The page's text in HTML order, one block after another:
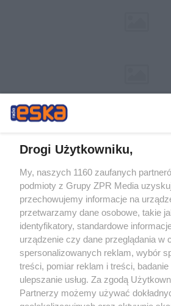
Żaden utwór zamieszczony w serwisie nie
rozpowszechniany lub dalej
tym także elektroniczny lub mechaniczny) na
eksploatacji w jakiejkolwiek formie, włącznie
Internecie bez pisemnej zgody właściciela
wykorzystanie utworów w całości lub w części
tzn. bez właściwej zgody, jest zabronione pod
ścigane prawnie.
Drogi Użytkowniku,
My, naszych 1160 zaufanych
podmioty z Grupy ZPR Media
przechowujemy informacje na
przetwarzamy dane osobowe, takie
identyfikatory, standardowe
urządzenie czy dane przeglądania w
spersonalizowanych reklam, wybór
treści, pomiar reklam i treści,
ulepszanie usług. Za zgodą
Partnerzy możemy używać